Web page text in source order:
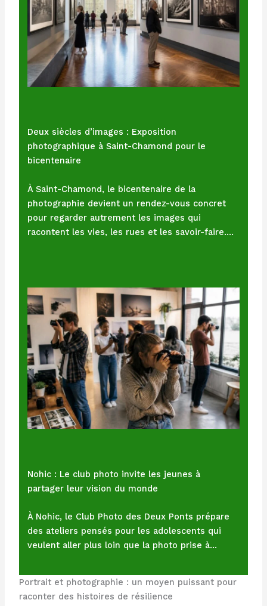
Deux siècles d’images : Exposition
photographique à Saint-Chamond pour le
bicentenaire
À Saint-Chamond, le bicentenaire de la
photographie devient un rendez-vous concret
pour regarder autrement les images qui
racontent les vies, les rues et les savoir-faire.…
Nohic : Le club photo invite les jeunes à
partager leur vision du monde
À Nohic, le Club Photo des Deux Ponts prépare
des ateliers pensés pour les adolescents qui
veulent aller plus loin que la photo prise à…
Portrait et photographie : un moyen puissant pour
raconter des histoires de résilience